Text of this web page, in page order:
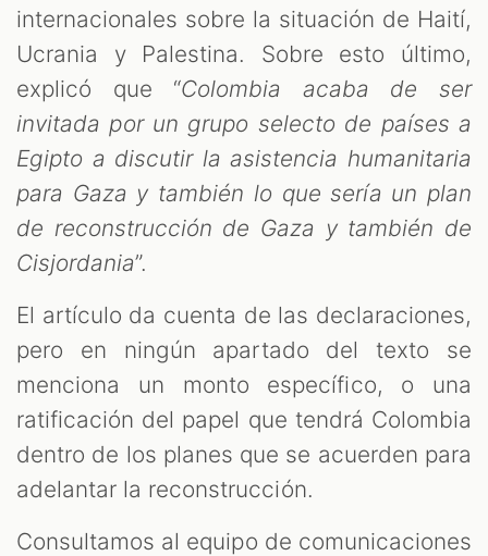
internacionales sobre la situación de Haití,
Ucrania y Palestina. Sobre esto último,
explicó que “Colombia acaba de ser
invitada por un grupo selecto de países a
Egipto a discutir la asistencia humanitaria
para Gaza y también lo que sería un plan
de reconstrucción de Gaza y también de
Cisjordania”.
El artículo da cuenta de las declaraciones,
pero en ningún apartado del texto se
menciona un monto específico, o una
ratificación del papel que tendrá Colombia
dentro de los planes que se acuerden para
adelantar la reconstrucción.
Consultamos al equipo de comunicaciones